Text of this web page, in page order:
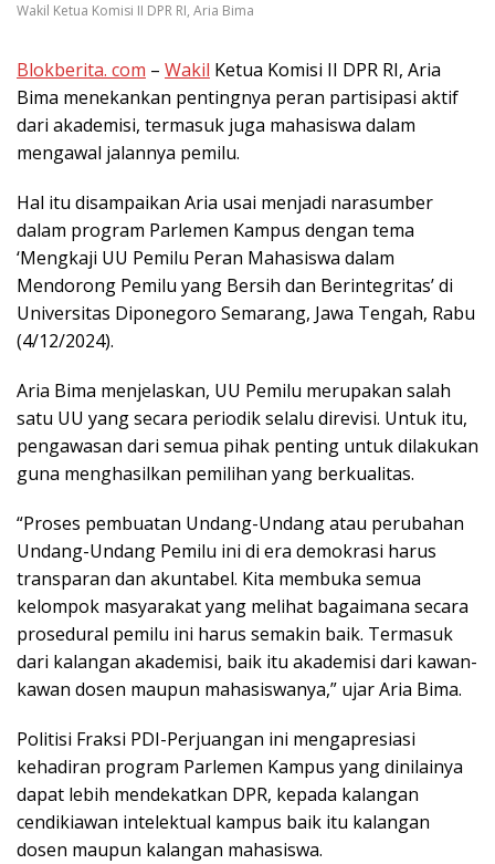
Wakil Ketua Komisi II DPR RI, Aria Bima
Blokberita. com – Wakil Ketua Komisi II DPR RI, Aria
Bima menekankan pentingnya peran partisipasi aktif
dari akademisi, termasuk juga mahasiswa dalam
mengawal jalannya pemilu.
Hal itu disampaikan Aria usai menjadi narasumber
dalam program Parlemen Kampus dengan tema
‘Mengkaji UU Pemilu Peran Mahasiswa dalam
Mendorong Pemilu yang Bersih dan Berintegritas’ di
Universitas Diponegoro Semarang, Jawa Tengah, Rabu
(4/12/2024).
Aria Bima menjelaskan, UU Pemilu merupakan salah
satu UU yang secara periodik selalu direvisi. Untuk itu,
pengawasan dari semua pihak penting untuk dilakukan
guna menghasilkan pemilihan yang berkualitas.
“Proses pembuatan Undang-Undang atau perubahan
Undang-Undang Pemilu ini di era demokrasi harus
transparan dan akuntabel. Kita membuka semua
kelompok masyarakat yang melihat bagaimana secara
prosedural pemilu ini harus semakin baik. Termasuk
dari kalangan akademisi, baik itu akademisi dari kawan-
kawan dosen maupun mahasiswanya,” ujar Aria Bima.
Politisi Fraksi PDI-Perjuangan ini mengapresiasi
kehadiran program Parlemen Kampus yang dinilainya
dapat lebih mendekatkan DPR, kepada kalangan
cendikiawan intelektual kampus baik itu kalangan
dosen maupun kalangan mahasiswa.